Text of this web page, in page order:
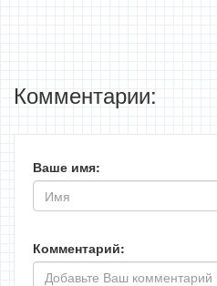
Комментарии:
Ваше имя:
Комментарий: